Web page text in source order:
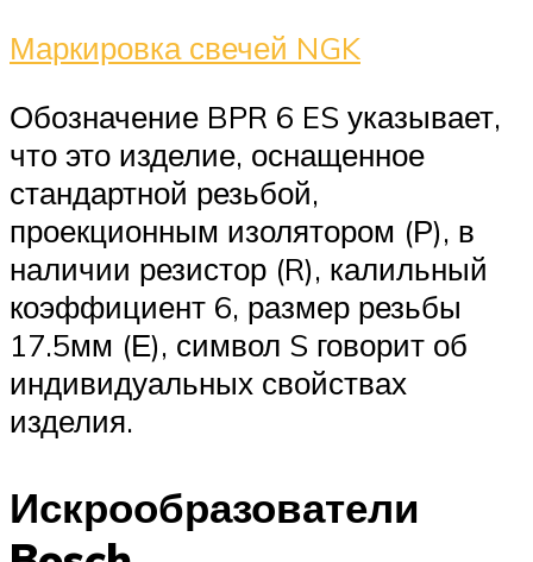
Маркировка свечей NGK
Обозначение BPR 6 ES указывает,
что это изделие, оснащенное
стандартной резьбой,
проекционным изолятором (Р), в
наличии резистор (R), калильный
коэффициент 6, размер резьбы
17.5мм (Е), символ S говорит об
индивидуальных свойствах
изделия.
Искрообразователи